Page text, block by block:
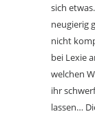
sich
neugierig
nicht
bei Lexie
welchen
ihr
lassen…